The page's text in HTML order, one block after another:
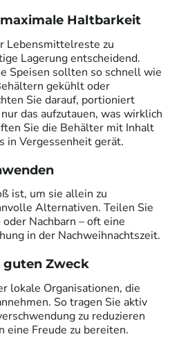
Haltbarkeit
Lebensmittelreste zu
Lagerung entscheidend.
Speisen sollten so schnell wie
gekühlt oder
Sie darauf, portioniert
das aufzutauen, was wirklich
Sie die Behälter mit Inhalt
in Vergessenheit gerät.
ist, um sie allein zu
Alternativen. Teilen Sie
Nachbarn – oft eine
in der Nachweihnachtszeit.
guten Zweck
lokale Organisationen, die
So tragen Sie aktiv
zu reduzieren
eine Freude zu bereiten.